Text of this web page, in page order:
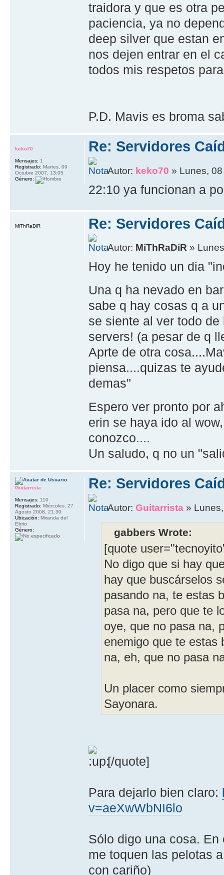
traidora y que es otra
paciencia, ya no
deep silver que estan
nos dejen entrar en el
todos mis respetos
P.D. Mavis es broma
Re: Servidores
Autor: keko70 » Lunes,
22:10 ya funcionan a
keko70
Mensajes: 1
Registrado: Martes, 09
Octubre 2007, 13:05
Género:
Re: Servidores
Autor: MiThRaDiR »
Hoy he tenido un dia
Una q ha nevado en
sabe q hay cosas q a
se siente al ver todo
servers! (a pesar de q
Aprte de otra
piensa....quizas te
demas"
Espero ver pronto por
erin se haya ido al
conozco....
Un saludo, q no un
MiThRaDiR
Re: Servidores
Autor:Guitarrista »
gabbers Wrote:
[quote
No digo que si hay
hay que buscárselos
pasando na, te estas
pasa na, pero que te
oye, que no pasa na,
enemigo que te estas
na, eh, que no pasa
Un placer como
Sayonara.
[/quote]
Para dejarlo bien claro:
v=aeXwWbNI6lo
Sólo digo una cosa.
me toquen las pelotas
con cariño)
Guitarrista
Mensajes: 110
Registrado: Miércoles, 27
Agosto 2008, 21:30
Ubicación: Miranda del
Ebrio
Género: